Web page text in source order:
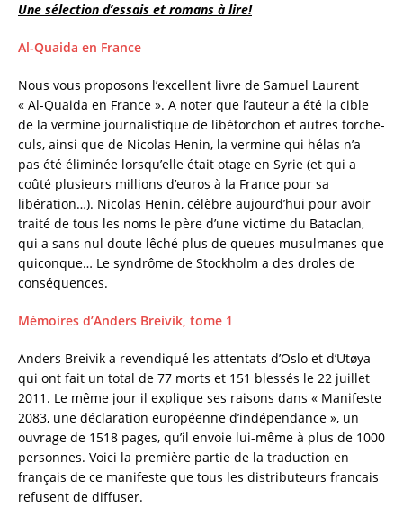
Une sélection d’essais et romans à lire!
Al-Quaida en France
Nous vous proposons l’excellent livre de Samuel Laurent
« Al-Quaida en France ». A noter que l’auteur a été la cible
de la vermine journalistique de libétorchon et autres torche-
culs, ainsi que de Nicolas Henin, la vermine qui hélas n’a
pas été éliminée lorsqu’elle était otage en Syrie (et qui a
coûté plusieurs millions d’euros à la France pour sa
libération…). Nicolas Henin, célèbre aujourd’hui pour avoir
traité de tous les noms le père d’une victime du Bataclan,
qui a sans nul doute lêché plus de queues musulmanes que
quiconque… Le syndrôme de Stockholm a des droles de
conséquences.
Mémoires d’Anders Breivik, tome 1
Anders Breivik a revendiqué les attentats d’Oslo et d’Utøya
qui ont fait un total de 77 morts et 151 blessés le 22 juillet
2011. Le même jour il explique ses raisons dans « Manifeste
2083, une déclaration européenne d’indépendance », un
ouvrage de 1518 pages, qu’il envoie lui-même à plus de 1000
personnes. Voici la première partie de la traduction en
français de ce manifeste que tous les distributeurs francais
refusent de diffuser.